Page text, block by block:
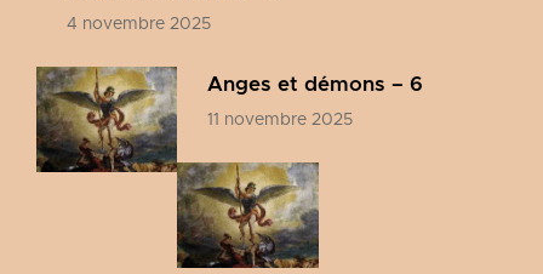
4 novembre 2025
Anges et démons – 6
11 novembre 2025